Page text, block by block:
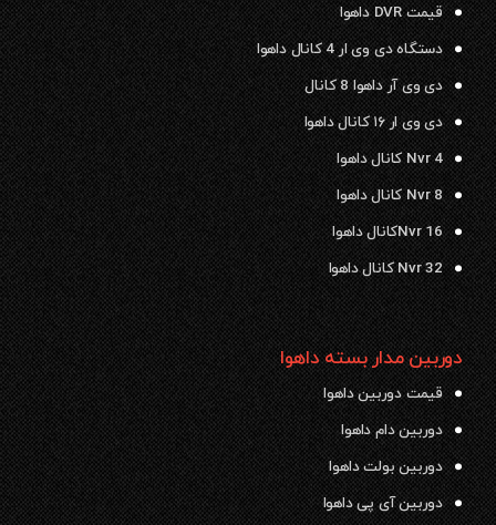
قیمت DVR داهوا
دستگاه دی وی ار 4 کانال داهوا
دی وی آر داهوا 8 کانال
دی وی ار ۱۶ کانال داهوا
Nvr 4 کانال داهوا
Nvr 8 کانال داهوا
Nvr 16کانال داهوا
Nvr 32 کانال داهوا
دوربین مدار بسته داهوا
قیمت دوربین داهوا
دوربین دام داهوا
دوربین بولت داهوا
دوربین آی پی داهوا